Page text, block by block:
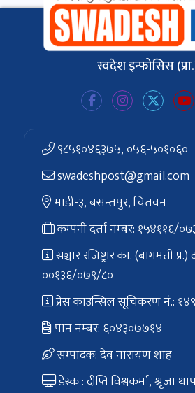
स्वदेश इन्फोसिस
९८५१०४६३७५, ०५६-५०१०६०
swadeshpost@gmail.com
माडी-३, बसन्तपुर, चितवन
कम्पनी दर्ता नम्बर: १५४११६/
सञ्चार रजिष्ट्रार का. (बागमती प्र.)
००१३६/०७९/८०
प्रेस काउन्सिल सूचिकरण नं.:
पान नम्बर: ६०४३०७७१४
सम्पादक: देव नारायण शाह
डेस्क : दीप्ति विश्वकर्मा, श्रृजा